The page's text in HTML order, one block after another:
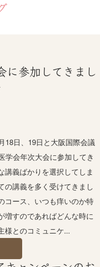
に参加してきまし
18日、19日と大阪国際会議
学会年次大会に参加してき
講義ばかりを選択してしま
の講義を多く受けてきまし
コース、いつも痒いのか特
増すのであればどんな時に
様とのコミュニケ...